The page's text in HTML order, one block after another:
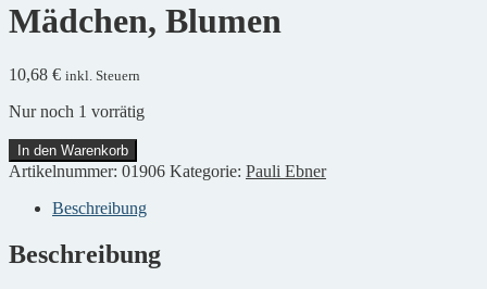
Mädchen, Blumen
10,68 € inkl. Steuern
Nur noch 1 vorrätig
Mädchen,
Blumen
In den Warenkorb
Artikelnummer: 01906 Kategorie: Pauli Ebner
Beschreibung
Beschreibung